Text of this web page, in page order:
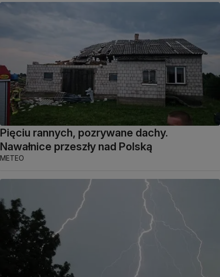
Pięciu rannych, pozrywane dachy.
Nawałnice przeszły nad Polską
METEO